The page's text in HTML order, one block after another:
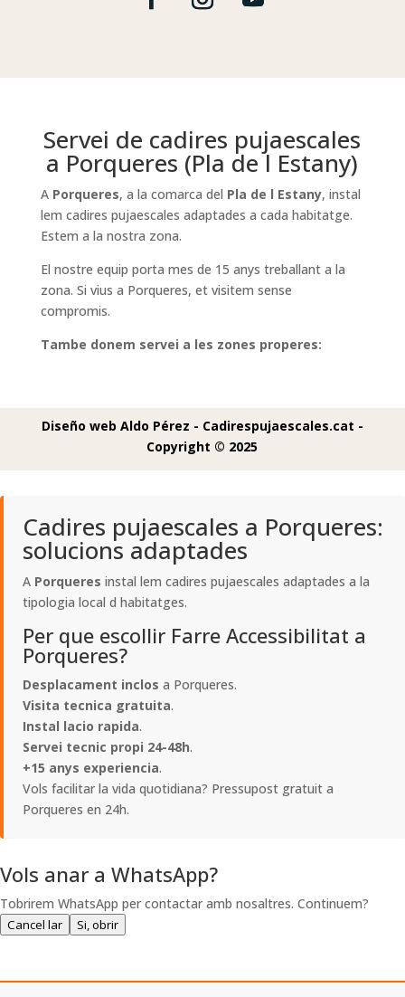
Servei de cadires pujaescales
a Porqueres (Pla de l Estany)
A Porqueres, a la comarca del Pla de l Estany, instal
lem cadires pujaescales adaptades a cada habitatge.
Estem a la nostra zona.
El nostre equip porta mes de 15 anys treballant a la
zona. Si vius a Porqueres, et visitem sense
compromis.
Tambe donem servei a les zones properes:
Diseño web Aldo Pérez - Cadirespujaescales.cat -
Copyright © 2025
Cadires pujaescales a Porqueres:
solucions adaptades
A Porqueres instal lem cadires pujaescales adaptades a la
tipologia local d habitatges.
Per que escollir Farre Accessibilitat a
Porqueres?
Desplacament inclos a Porqueres.
Visita tecnica gratuita.
Instal lacio rapida.
Servei tecnic propi 24-48h.
+15 anys experiencia.
Vols facilitar la vida quotidiana? Pressupost gratuit a
Porqueres en 24h.
Vols anar a WhatsApp?
Tobrirem WhatsApp per contactar amb nosaltres. Continuem?
Cancel lar Si, obrir